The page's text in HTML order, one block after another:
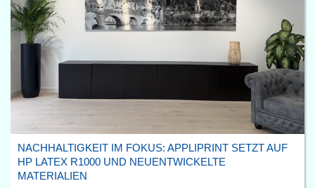
NACHHALTIGKEIT IM FOKUS: APPLIPRINT SETZT AUF
HP LATEX R1000 UND NEUENTWICKELTE
MATERIALIEN